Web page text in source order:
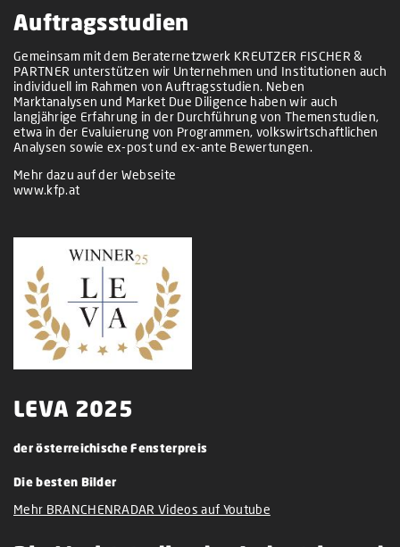
Auftragsstudien
Gemeinsam mit dem Beraternetzwerk KREUTZER FISCHER &
PARTNER unterstützen wir Unternehmen und Institutionen auch
individuell im Rahmen von Auftragsstudien. Neben
Marktanalysen und Market Due Diligence haben wir auch
langjährige Erfahrung in der Durchführung von Themenstudien,
etwa in der Evaluierung von Programmen, volkswirtschaftlichen
Analysen sowie ex-post und ex-ante Bewertungen.
Mehr dazu auf der Webseite
www.kfp.at
LEVA 2025
der österreichische Fensterpreis
Die besten Bilder
Mehr BRANCHENRADAR Videos auf Youtube